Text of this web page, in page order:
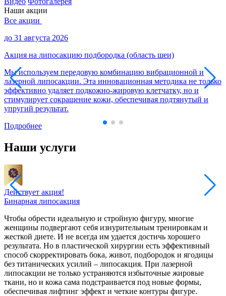
Наши акции
Все акции
до 31 августа 2026
Акция на липосакцию подбородка (область шеи)
Мы используем передовую комбинацию вибрационной и
лазерной липосакции. Эта инновационная методика не только
эффективно удаляет подкожно-жировую клетчатку, но и
стимулирует сокращение кожи, обеспечивая подтянутый и
упругий результат.
Подробнее
Наши услуги
Действует акция!
Бинарная липосакция
Чтобы обрести идеальную и стройную фигуру, многие
женщины подвергают себя изнурительным тренировкам и
жесткой диете. И не всегда им удается достичь хорошего
результата. Но в пластической хирургии есть эффективный
способ скорректировать бока, живот, подбородок и ягодицы
без титанических усилий – липосакция. При лазерной
липосакции не только устраняются избыточные жировые
ткани, но и кожа сама подстраивается под новые формы,
обеспечивая лифтинг эффект и четкие контуры фигуре.